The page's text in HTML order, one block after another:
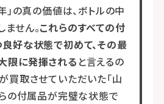
」の真の価値は、ボトルの中
せん。これらのすべての付
好な状態で初めて、その最
限に発揮される と言えるの
買取させていただいた「山
の付属品が完璧な状態で